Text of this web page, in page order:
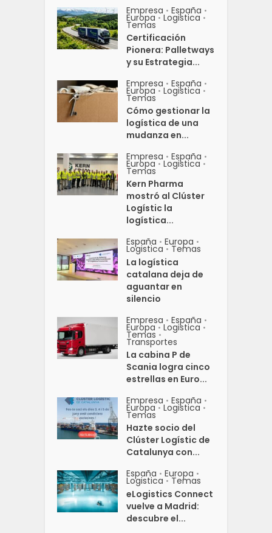
Empresa • España •
Europa • Logistica •
Temas
Certificación
Pionera: Palletways
y su Estrategia...
Empresa • España •
Europa • Logistica •
Temas
Cómo gestionar la
logística de una
mudanza en...
Empresa • España •
Europa • Logistica •
Temas
Kern Pharma
mostró al Clúster
Logístic la
logística...
España • Europa •
Logistica • Temas
La logística
catalana deja de
aguantar en
silencio
Empresa • España •
Europa • Logistica •
Temas •
Transportes
La cabina P de
Scania logra cinco
estrellas en Euro...
Empresa • España •
Europa • Logistica •
Temas
Hazte socio del
Clúster Logístic de
Catalunya con...
España • Europa •
Logistica • Temas
eLogistics Connect
vuelve a Madrid:
descubre el...